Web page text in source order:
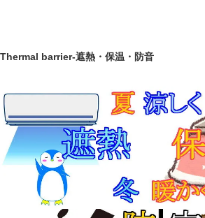
Thermal barrier-遮熱・保温・防音